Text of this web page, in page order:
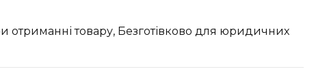
отриманні товару, Безготівково для юридичних